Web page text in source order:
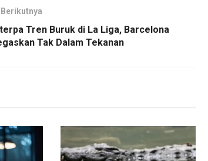
Tren Buruk di La Liga, Barcelona
Tak Dalam Tekanan